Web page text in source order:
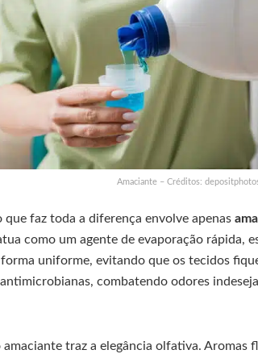
Amaciante – Créditos:
que faz toda a diferença envolve apenas
como um agente de evaporação rápida,
uniforme, evitando que os tecidos
combatendo odores
amaciante traz a elegância olfativa. Aromas